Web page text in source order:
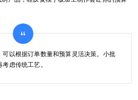
以根据订单数量和预算灵活决策。小批
虑传统工艺。